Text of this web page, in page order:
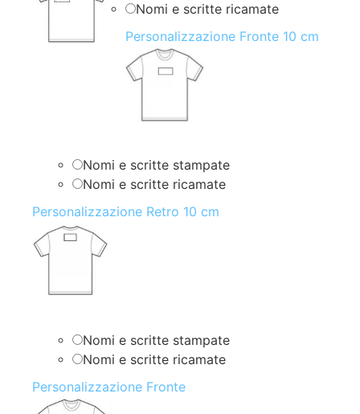
Nomi e scritte ricamate
Personalizzazione Fronte 10 cm
Nomi e scritte stampate
Nomi e scritte ricamate
Personalizzazione Retro 10 cm
Nomi e scritte stampate
Nomi e scritte ricamate
Personalizzazione Fronte